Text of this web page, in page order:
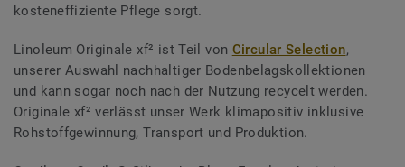
kosteneffiziente Pflege sorgt.
Linoleum Originale xf² ist Teil von Circular Selection,
unserer Auswahl nachhaltiger Bodenbelagskollektionen
und kann sogar noch nach der Nutzung recycelt werden.
Originale xf² verlässt unser Werk klimapositiv inklusive
Rohstoffgewinnung, Transport und Produktion.